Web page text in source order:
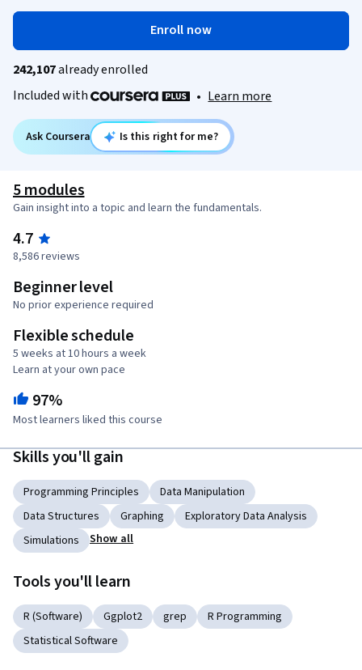
Enroll now
242,107already enrolled
Included with
• Learn more
Ask Coursera Is this right for me?
5 modules
Gain insight into a topic and learn the fundamentals.
4.7
8,586 reviews
Beginner level
No prior experience required
Flexible schedule
5 weeks at 10 hours a week
Learn at your own pace
97%
Most learners liked this course
Skills you'll gain
Programming Principles
Data Manipulation
Data Structures
Graphing
Exploratory Data Analysis
Simulations
Show all
Tools you'll learn
R (Software) Ggplot2 grep
R Programming
Statistical Software